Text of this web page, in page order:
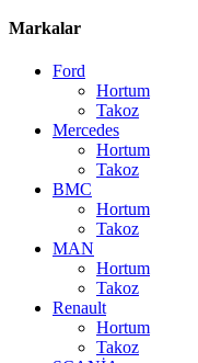
Markalar
Ford
Hortum
Takoz
Mercedes
Hortum
Takoz
BMC
Hortum
Takoz
MAN
Hortum
Takoz
Renault
Hortum
Takoz